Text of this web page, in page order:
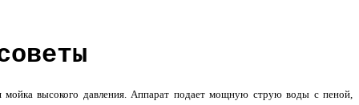
высокого давления. Аппарат подает мощную струю воды с пеной,